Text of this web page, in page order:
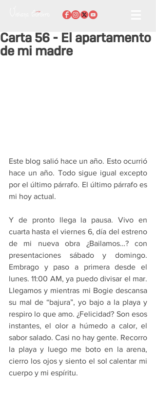
Carta 56 - El apartamento
de mi madre
Este blog salió hace un año. Esto ocurrió
hace un año. Todo sigue igual excepto
por el último párrafo. El último párrafo es
mi hoy actual.
Y de pronto llega la pausa. Vivo en
cuarta hasta el viernes 6, día del estreno
de mi nueva obra ¿Bailamos…? con
presentaciones sábado y domingo.
Embrago y paso a primera desde el
lunes. 11:00 AM, ya puedo divisar el mar.
Llegamos y mientras mi Bogie descansa
su mal de “bajura”, yo bajo a la playa y
respiro lo que amo. ¿Felicidad? Son esos
instantes, el olor a húmedo a calor, el
sabor salado. Casi no hay gente. Recorro
la playa y luego me boto en la arena,
cierro los ojos y siento el sol calentar mi
cuerpo y mi espíritu.